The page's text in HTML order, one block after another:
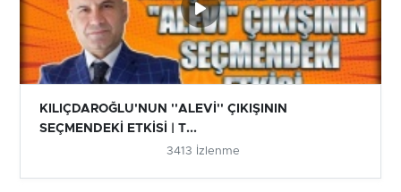
KILIÇDAROĞLU'NUN ''ALEVİ'' ÇIKIŞININ
SEÇMENDEKİ ETKİSİ | T...
3413 İzlenme